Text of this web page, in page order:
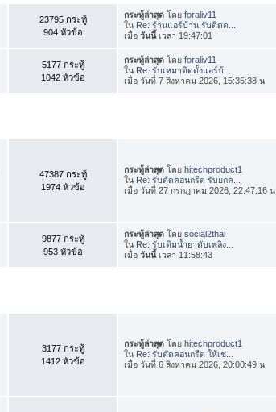
23795 กระทู้
904 หัวข้อ
กระทู้ล่าสุด โดยforaliv11
ใน Re: ร้านแอร์บ้าน รับติดต...
เมื่อวันนี้เวลา 19:47:01
5177 กระทู้
1042 หัวข้อ
กระทู้ล่าสุด โดยforaliv11
ใน Re: รับเหมาติดตั้งแอร์บ้...
เมื่อ วันที่ 7 สิงหาคม 2026, 15:35:38 น.
47387 กระทู้
1974 หัวข้อ
กระทู้ล่าสุด โดยhitechproduct1
ใน Re: รับตัดคอนกรีต รับยกค...
เมื่อ วันที่ 27 กรกฎาคม 2026, 22:47:16 น.
9877 กระทู้
953 หัวข้อ
กระทู้ล่าสุด โดยsocial2thai
ใน Re: รับเติมน้ำยาดับเพลิง...
เมื่อวันนี้เวลา 11:58:43
3177 กระทู้
1412 หัวข้อ
กระทู้ล่าสุด โดยhitechproduct1
ใน Re: รับตัดคอนกรีต ให้เช่...
เมื่อ วันที่ 6 สิงหาคม 2026, 20:00:49 น.